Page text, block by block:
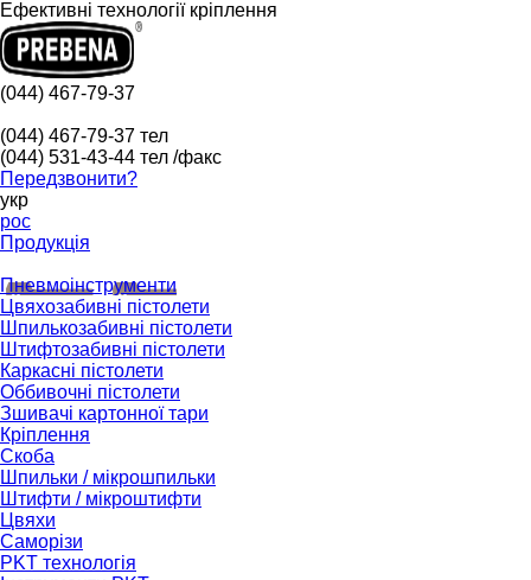
Ефективні технології кріплення
(044) 467-79-37
(044) 467-79-37 тел
(044) 531-43-44 тел /факс
Передзвонити?
укр
рос
Продукція
Пневмоінструменти
Цвяхозабивні пістолети
Шпилькозабивні пістолети
Штифтозабивні пістолети
Каркасні пістолети
Оббивочні пістолети
Зшивачі картонної тари
Кріплення
Скоба
Шпильки / мікрошпильки
Штифти / мікроштифти
Цвяхи
Саморізи
PKT технологія